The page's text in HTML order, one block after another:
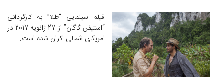
فیلم سینمایی “طلا” به کارگردانی
“استیفن گاگان” از 27 ژانویه 2017 در
امریکای شمالی اکران شده است.